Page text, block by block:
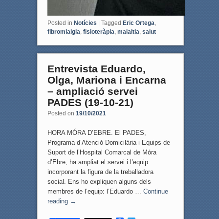
Posted in Notícies Tagged Eric Ortega,
fibromialgia, fisioteràpia, malaltia, salut
Entrevista Eduardo,
Olga, Mariona i Encarna
– ampliació servei
PADES (19-10-21)
Posted on 19/10/2021
HORA MÓRA D’EBRE. El PADES,
Programa d’Atenció Domicilària i Equips de
Suport de l’Hospital Comarcal de Móra
d’Ebre, ha ampliat el servei i l’equip
incorporant la figura de la treballadora
social. Ens ho expliquen alguns dels
membres de l’equip: l’Eduardo … Continue
reading →